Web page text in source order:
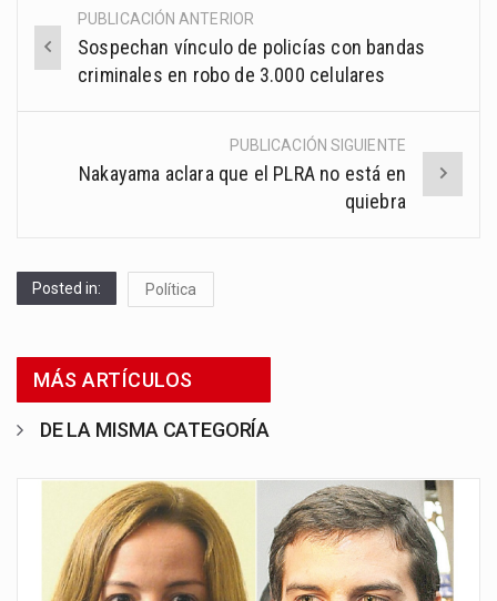
Post
navigation
PUBLICACIÓN ANTERIOR
Sospechan vínculo de policías con bandas
criminales en robo de 3.000 celulares
PUBLICACIÓN SIGUIENTE
Nakayama aclara que el PLRA no está en
quiebra
Posted in: Política
MÁS ARTÍCULOS
DE LA MISMA CATEGORÍA